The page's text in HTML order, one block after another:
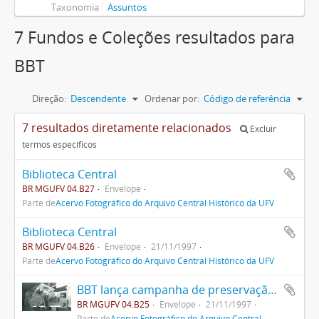
Taxonomia Assuntos
7 Fundos e Coleções resultados para
BBT
Ordenar por: Código de referência
Direção: Descendente
7 resultados diretamente relacionados
Excluir
termos específicos
Biblioteca Central
BR MGUFV 04.B27
Envelope
Parte deAcervo Fotográfico do Arquivo Central Histórico da UFV
Biblioteca Central
BR MGUFV 04.B26 Envelope
21/11/1997
Parte deAcervo Fotográfico do Arquivo Central Histórico da UFV
BBT lança campanha de preservação de acervos
BR MGUFV 04.B25 Envelope
21/11/1997